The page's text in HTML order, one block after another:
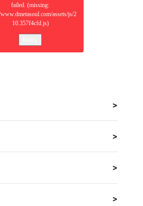
failed. (missing:
assets/js/2
10.357f4cfd.js)